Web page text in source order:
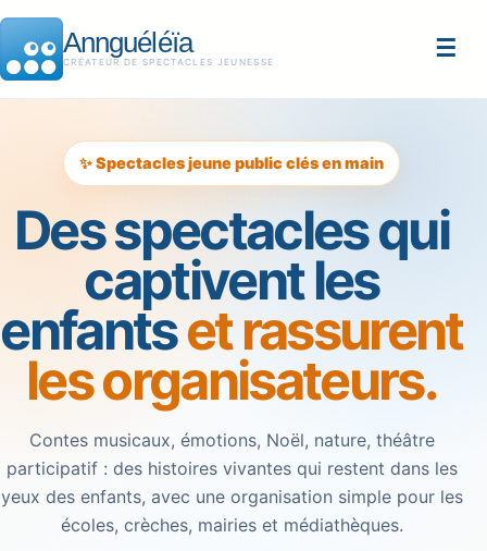
Annguéléïa
CRÉATEUR DE SPECTACLES JEUNESSE ☰
✨ Spectacles jeune public clés en main
Des spectacles qui
captivent les
enfantset rassurent
les organisateurs.
Contes musicaux, émotions, Noël, nature, théâtre
participatif : des histoires vivantes qui restent dans les
yeux des enfants, avec une organisation simple pour les
écoles, crèches, mairies et médiathèques.